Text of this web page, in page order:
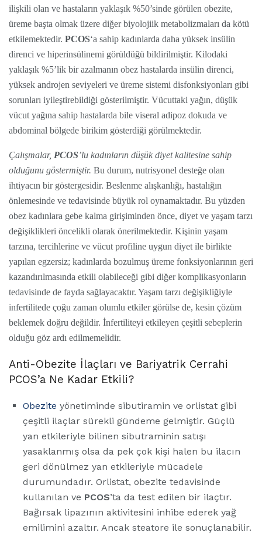
ilişkili olan ve hastaların yaklaşık %50’sinde görülen obezite,
üreme başta olmak üzere diğer biyolojiik metabolizmaları da kötü
etkilemektedir. PCOS‘a sahip kadınlarda daha yüksek insülin
direnci ve hiperinsülinemi görüldüğü bildirilmiştir. Kilodaki
yaklaşık %5’lik bir azalmanın obez hastalarda insülin direnci,
yüksek androjen seviyeleri ve üreme sistemi disfonksiyonları gibi
sorunları iyileştirebildiği gösterilmiştir. Vücuttaki yağın, düşük
vücut yağına sahip hastalarda bile viseral adipoz dokuda ve
abdominal bölgede birikim gösterdiği görülmektedir.
Çalışmalar, PCOS’lu kadınların düşük diyet kalitesine sahip
olduğunu göstermiştir. Bu durum, nutrisyonel desteğe olan
ihtiyacın bir göstergesidir. Beslenme alışkanlığı, hastalığın
önlemesinde ve tedavisinde büyük rol oynamaktadır. Bu yüzden
obez kadınlara gebe kalma girişiminden önce, diyet ve yaşam tarzı
değişiklikleri öncelikli olarak önerilmektedir. Kişinin yaşam
tarzına, tercihlerine ve vücut profiline uygun diyet ile birlikte
yapılan egzersiz; kadınlarda bozulmuş üreme fonksiyonlarının geri
kazandırılmasında etkili olabileceği gibi diğer komplikasyonların
tedavisinde de fayda sağlayacaktır. Yaşam tarzı değişikliğiyle
infertilitede çoğu zaman olumlu etkiler görülse de, kesin çözüm
beklemek doğru değildir. İnfertiliteyi etkileyen çeşitli sebeplerin
olduğu göz ardı edilmemelidir.
Anti-Obezite İlaçları ve Bariyatrik Cerrahi
PCOS’a Ne Kadar Etkili?
Obezite yönetiminde sibutiramin ve orlistat gibi
çeşitli ilaçlar sürekli gündeme gelmiştir. Güçlü
yan etkileriyle bilinen sibutraminin satışı
yasaklanmış olsa da pek çok kişi halen bu ilacın
geri dönülmez yan etkileriyle mücadele
durumundadır. Orlistat, obezite tedavisinde
kullanılan ve PCOS’ta da test edilen bir ilaçtır.
Bağırsak lipazının aktivitesini inhibe ederek yağ
emilimini azaltır. Ancak steatore ile sonuçlanabilir.